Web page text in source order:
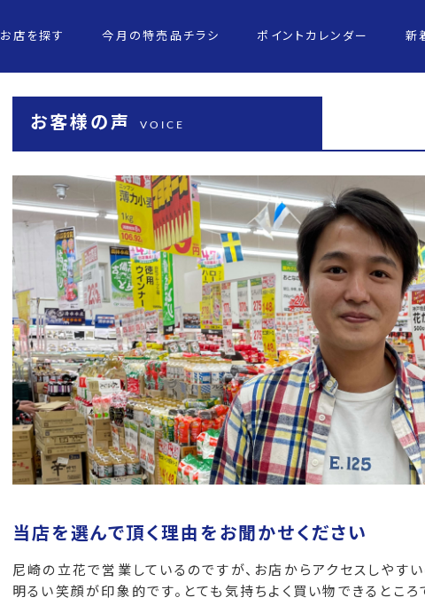
お店を探す 今月の特売品チラシ ポイントカレンダー 新
お客様の声 VOICE
当店を選んで頂く理由をお聞かせください
尼崎の立花で営業しているのですが、お店からアクセスしやす
明るい笑顔が印象的です。とても気持ちよく買い物できるところ